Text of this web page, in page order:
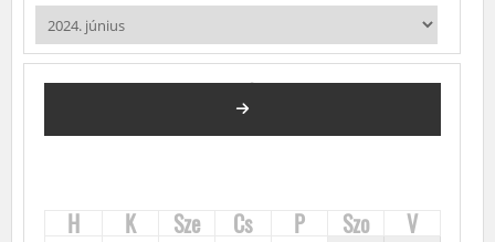
2024. JÚNIUS
H K Sze Cs P Szo
V